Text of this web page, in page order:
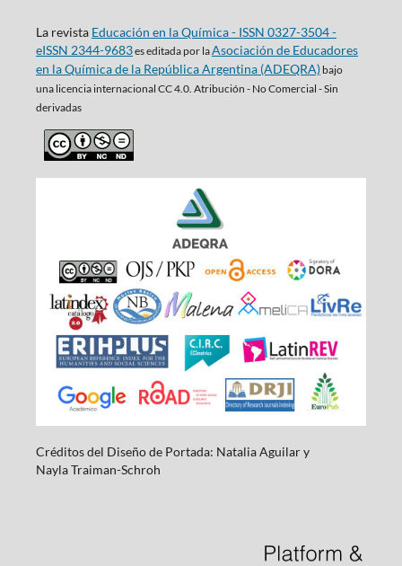
La revista Educación en la Química - ISSN 0327-3504 -
eISSN 2344-9683es editada por laAsociación de Educadores
en la Química de la República Argentina (ADEQRA)bajo
una licencia internacional CC 4.0. Atribución - No Comercial - Sin
derivadas
Créditos del Diseño de Portada: Natalia Aguilar y
NaylaTraiman-Schroh